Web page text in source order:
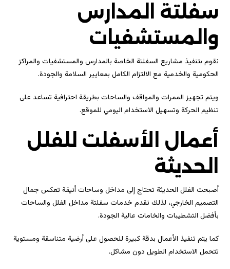
سفلتة المدارس
والمستشفيات
نقوم بتنفيذ مشاريع السفلتة الخاصة بالمدارس والمستشفيات والمراكز
الحكومية والخدمية مع الالتزام الكامل بمعايير السلامة والجودة.
ويتم تجهيز الممرات والمواقف والساحات بطريقة احترافية تساعد على
تنظيم الحركة وتسهيل الاستخدام اليومي للموقع.
أعمال الأسفلت للفلل
الحديثة
أصبحت الفلل الحديثة تحتاج إلى مداخل وساحات أنيقة تعكس جمال
التصميم الخارجي، لذلك نقدم خدمات سفلتة مداخل الفلل والساحات
بأفضل التشطيبات والخامات عالية الجودة.
كما يتم تنفيذ الأعمال بدقة كبيرة للحصول على أرضية متناسقة ومستوية
تتحمل الاستخدام الطويل دون مشاكل.